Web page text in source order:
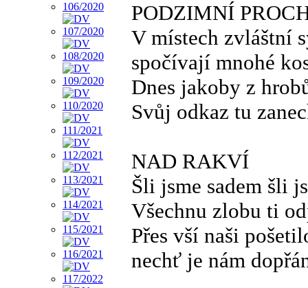
PODZIMNÍ
V místech zvláštní
spočívají mnohé
Dnes jakoby z
Svůj odkaz tu
NAD RAKVÍ
Šli jsme sadem šli
Všechnu zlobu ti
Přes vší naši
nechť je nám